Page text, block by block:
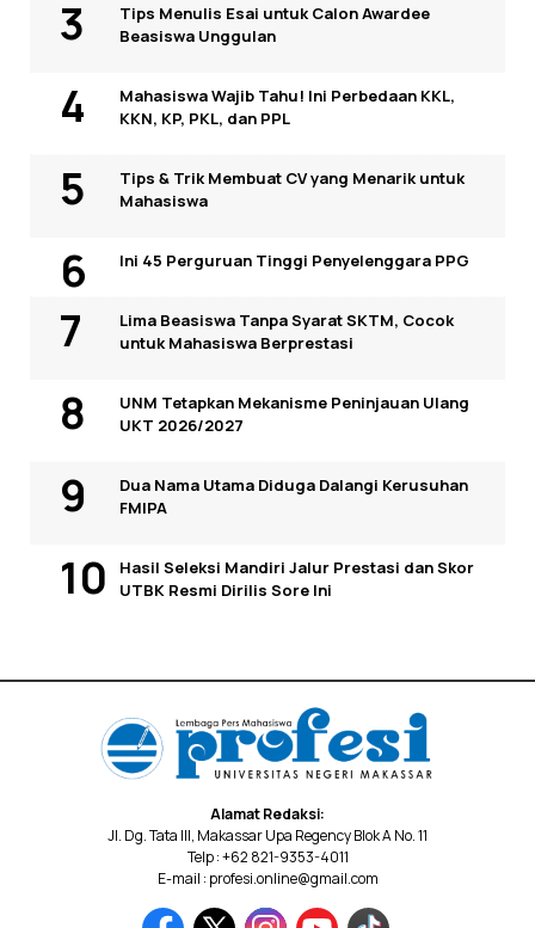
Tips Menulis Esai untuk Calon Awardee
Beasiswa Unggulan
Mahasiswa Wajib Tahu! Ini Perbedaan KKL,
KKN, KP, PKL, dan PPL
Tips & Trik Membuat CV yang Menarik untuk
Mahasiswa
Ini 45 Perguruan Tinggi Penyelenggara PPG
Lima Beasiswa Tanpa Syarat SKTM, Cocok
untuk Mahasiswa Berprestasi
UNM Tetapkan Mekanisme Peninjauan Ulang
UKT 2026/2027
Dua Nama Utama Diduga Dalangi Kerusuhan
FMIPA
Hasil Seleksi Mandiri Jalur Prestasi dan Skor
UTBK Resmi Dirilis Sore Ini
Alamat Redaksi:
Jl. Dg. Tata III, Makassar Upa Regency Blok A No. 11
Telp : +62 821-9353-4011
E-mail : profesi.online@gmail.com